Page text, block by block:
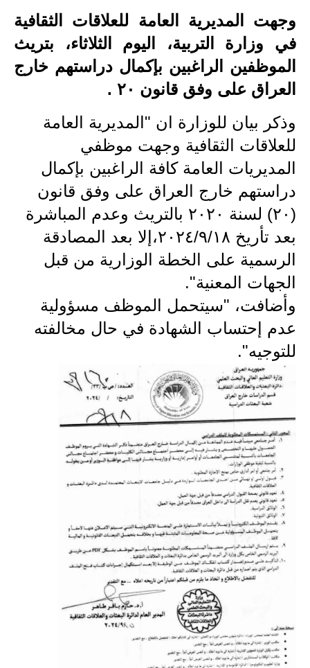
الاخبار الامنية
الاخبار الاقتصادية
الاخبار الرياضية
اخبار وقرارات وزارة التربية
نتائج الامتحانات
المرحلة الابتدائية
المرحلة المتوسطة
المرحلة الاعدادية
اسئلة وزارية
المرحلة الابتدائية
المرحلة الاعدادية
مرشحات
المرحلة الابتدائية
المرحلة المتوسطة
المرحلة الاعدادية
كتب مدرسية
المرحلة الابتدائية
المرحلة المتوسطة
وجهت المديرية العامة للعلاقات الثقافية
في وزارة التربية، اليوم الثلاثاء، بتريث
الموظفين الراغبين بإكمال دراستهم خارج
العراق على وفق قانون ٢٠ .
وذكر بيان للوزارة ان "المديرية العامة
للعلاقات الثقافية وجهت موظفي
المديريات العامة كافة الراغبين بإكمال
دراستهم خارج العراق على وفق قانون
(٢٠) لسنة ٢٠٢٠ بالتريث وعدم المباشرة
بعد تأريخ ٢٠٢٤/٩/١٨،إلا بعد المصادقة
الرسمية على الخطة الوزارية من قبل
الجهات المعنية".
وأضافت، "سيتحمل الموظف مسؤولية
عدم إحتساب الشهادة في حال مخالفته
للتوجيه".